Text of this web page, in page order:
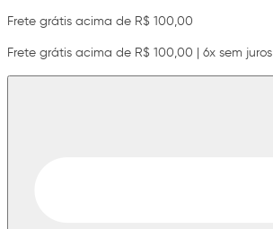
Frete grátis acima de R$ 100,00
Frete grátis acima de R$ 100,00 | 6x sem juros